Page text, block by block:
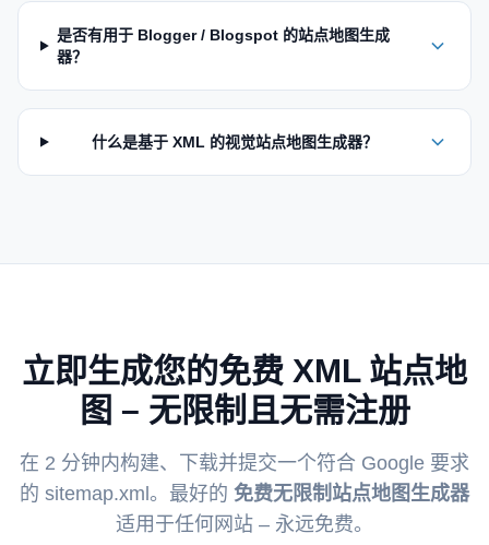
是否有用于 Blogger / Blogspot 的站点地图生成
器？
什么是基于 XML 的视觉站点地图生成器？
立即生成您的免费 XML 站点地
图 – 无限制且无需注册
在 2 分钟内构建、下载并提交一个符合 Google 要求
的 sitemap.xml。最好的 免费无限制站点地图生成器
适用于任何网站 – 永远免费。